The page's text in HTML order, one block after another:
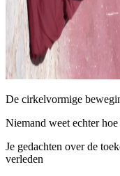
De cirkelvormige
Niemand weet echter
Je gedachten over de
verleden